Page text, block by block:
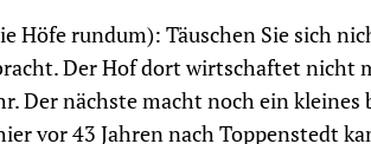
Höfe rundum): Täuschen Sie sich
Der Hof dort wirtschaftet nicht
Der nächste macht noch ein kleines
vor 43 Jahren nach Toppenstedt